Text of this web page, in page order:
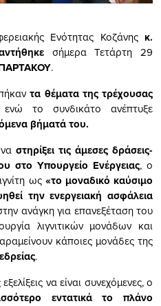
Ενότητας Κοζάνης κ.
σήμερα Τετάρτη 29
.
τα θέματα της τρέχουσας
ενώ το συνδικάτο ανέπτυξε
βήματά του.
στηρίξει τις άμεσες δράσεις-
στο Υπουργείο Ενέργειας, ο
ως «το μοναδικό καύσιμο
την ενεργειακή ασφάλεια
ανάγκη για επανεξέταση του
λιγνιτικών μονάδων και
κάποιες μονάδες της
.
να είναι συνεχόμενες, ο
εντατικά
το πλάνο